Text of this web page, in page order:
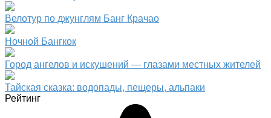
Велотур по джунглям Банг Крачао
Ночной Бангкок
Город ангелов и искушений — глазами местных жителей
Тайская сказка: водопады, пещеры, альпаки
Рейтинг